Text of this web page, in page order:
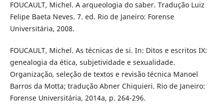
FOUCAULT, Michel. A arqueologia do saber. Tradução Luiz
Felipe Baeta Neves. 7. ed. Rio de Janeiro: Forense
Universitária, 2008.
FOUCAULT, Michel. As técnicas de si. In: Ditos e escritos IX:
genealogia da ética, subjetividade e sexualidade.
Organização, seleção de textos e revisão técnica Manoel
Barros da Motta; tradução Abner Chiquieri. Rio de Janeiro:
Forense Universitária, 2014a, p. 264-296.